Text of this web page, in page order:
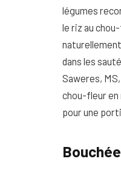
légumes
le riz au
dans les
Saweres,
chou-fleur en
pour une